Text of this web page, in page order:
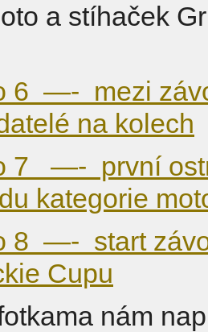
a stíhaček
6 —- mezi
na kolech
7 —- první
kategorie
8 —- start
Cupu
nám